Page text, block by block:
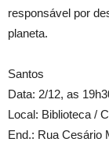
responsável por
planeta.
Santos
Data: 2/12, as
Local: Biblioteca /
End.: Rua Cesário